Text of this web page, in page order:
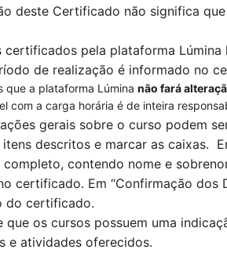
deste Certificado não significa
certificados pela plataforma Lúmina
de realização é informado no
que a plataforma Lúmina não fará
com a carga horária é de inteira
gerais sobre o curso podem
itens descritose marcar as caixas.
completo, contendo nome e
certificado. Em “Confirmação dos
do certificado.
que os cursos possuem uma
e atividades oferecidos.